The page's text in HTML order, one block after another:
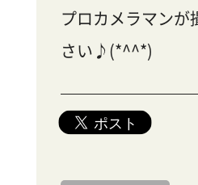
プロカメラマンが
さい♪(*^^*)